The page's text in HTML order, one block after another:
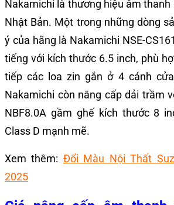
Nakamichi là thương hiệu âm
Nhật Bản. Một trong những dòng
ý của hãng là Nakamichi NSE-
tiếng với kích thước 6.5 inch, phù
tiếp các loa zin gắn ở 4 cánh
Nakamichi còn nâng cấp dải trầm
NBF8.0A gầm ghế kích thước 8
Class D mạnh mẽ.
Xem thêm: Đổi Màu Nội Thất
2025